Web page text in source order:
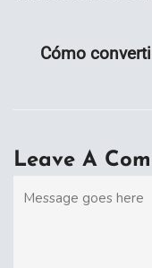
Cómo
Leave A